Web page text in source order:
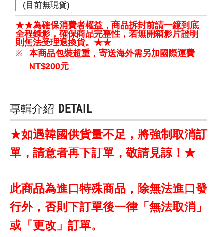
(目前無現貨)
★★為確保消費者權益，商品拆封前請一鏡到底
全程錄影，確保商品完整性，若無開箱影片證明
則無法受理退換貨。★★
本商品包裝超重，寄送海外需另加國際運費
NT$200元
專輯介紹 DETAIL
★如遇韓國供貨量不足，將強制取消訂
單，請意者再下訂單，敬請見諒！★
此商品為進口特殊商品，除無法進口發
行外，否則下訂單後一律「無法取消」
或「更改」訂單。